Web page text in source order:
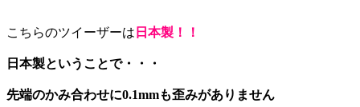
こちらのツイーザーは 日本製！！
日本製ということで・・・
先端のかみ合わせに0.1mmも歪みがありません